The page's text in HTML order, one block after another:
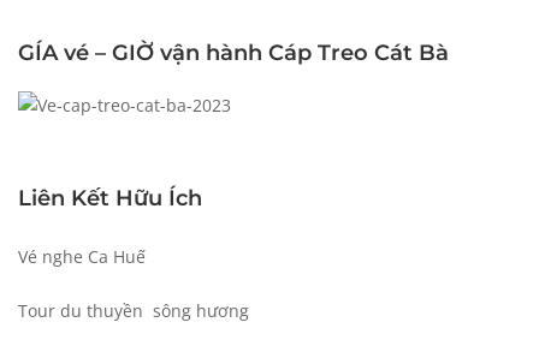
GÍA vé – GIỜ vận hành Cáp Treo Cát Bà
Liên Kết Hữu Ích
Vé nghe Ca Huế
Tour du thuyền sông hương